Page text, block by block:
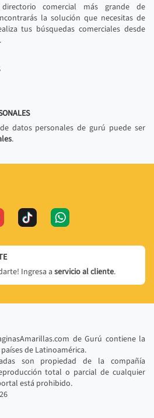
comercial más grande de
la solución que necesitas de
tus búsquedas comerciales desde
datos personales de gurú puede ser
.
Ingresa a servicio al cliente.
de Gurú contiene la
de Latinoamérica.
son propiedad de la compañía
total o parcial de cualquier
está prohibido.